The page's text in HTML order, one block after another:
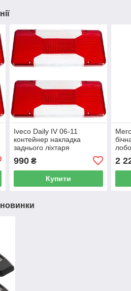
Iveco Daily IV 06-11
контейнер накладка
заднього ліхтаря
ліва+права 2шт комплект
990₴
Купити
2
новинки